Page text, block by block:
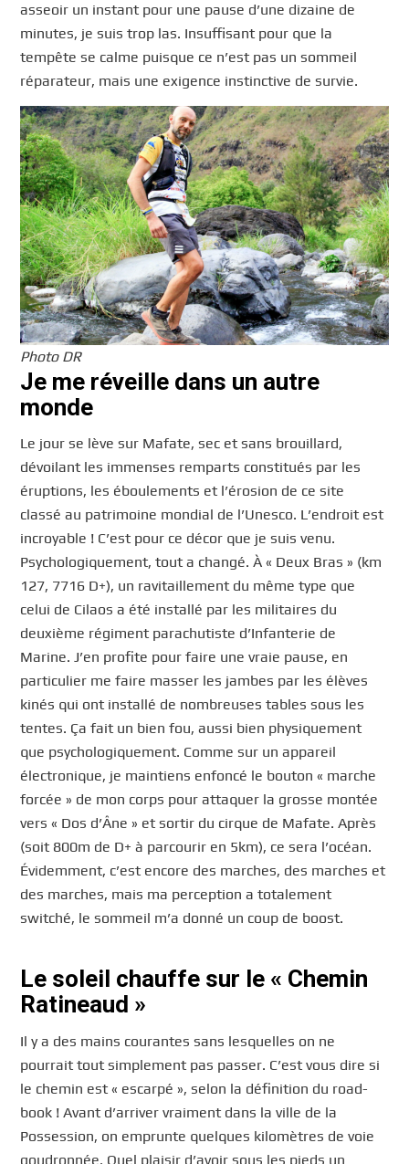
asseoir un instant pour une pause d’une dizaine de
minutes, je suis trop las. Insuffisant pour que la
tempête se calme puisque ce n’est pas un sommeil
réparateur, mais une exigence instinctive de survie.
Photo DR
Je me réveille dans un autre
monde
Le jour se lève sur Mafate, sec et sans brouillard,
dévoilant les immenses remparts constitués par les
éruptions, les éboulements et l’érosion de ce site
classé au patrimoine mondial de l’Unesco. L’endroit est
incroyable ! C’est pour ce décor que je suis venu.
Psychologiquement, tout a changé. À « Deux Bras » (km
127, 7716 D+), un ravitaillement du même type que
celui de Cilaos a été installé par les militaires du
deuxième régiment parachutiste d’Infanterie de
Marine. J’en profite pour faire une vraie pause, en
particulier me faire masser les jambes par les élèves
kinés qui ont installé de nombreuses tables sous les
tentes. Ça fait un bien fou, aussi bien physiquement
que psychologiquement. Comme sur un appareil
électronique, je maintiens enfoncé le bouton « marche
forcée » de mon corps pour attaquer la grosse montée
vers « Dos d’Âne » et sortir du cirque de Mafate. Après
(soit 800m de D+ à parcourir en 5km), ce sera l’océan.
Évidemment, c’est encore des marches, des marches et
des marches, mais ma perception a totalement
switché, le sommeil m’a donné un coup de boost.
Le soleil chauffe sur le « Chemin
Ratineaud »
Il y a des mains courantes sans lesquelles on ne
pourrait tout simplement pas passer. C’est vous dire si
le chemin est « escarpé », selon la définition du road-
book ! Avant d’arriver vraiment dans la ville de la
Possession, on emprunte quelques kilomètres de voie
goudronnée. Quel plaisir d’avoir sous les pieds un